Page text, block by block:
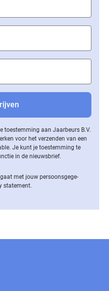
toestemming aan Jaarbeurs B.V.
voor het verzenden van een
Je kunt je toestemming te
in de nieuwsbrief.
met jouw per­soons­ge­ge­
statement.